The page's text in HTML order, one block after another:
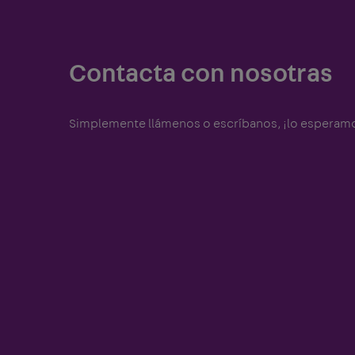
Contacta con nosotras
Simplemente llámenos o escríbanos, ¡lo